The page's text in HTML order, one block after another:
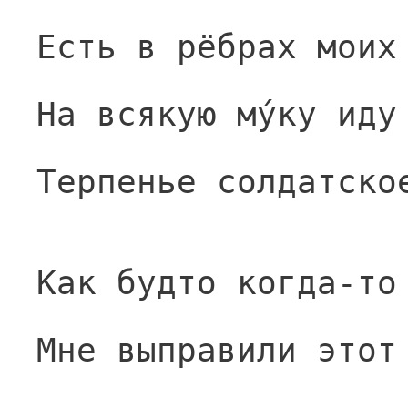
Есть в рёбрах
На всякую му́ку
Терпенье
Как будто когда-
Мне выправили